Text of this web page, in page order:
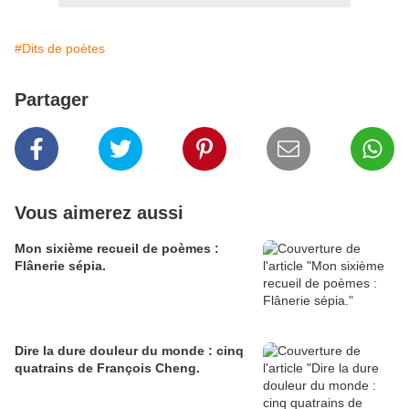
#Dits de poètes
Partager
Vous aimerez aussi
Mon sixième recueil de poèmes :
Flânerie sépia.
Dire la dure douleur du monde : cinq
quatrains de François Cheng.